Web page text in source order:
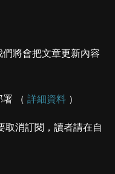
將會把文章更新內容
（ 詳細資料 ）
取消訂閱，讀者請在自